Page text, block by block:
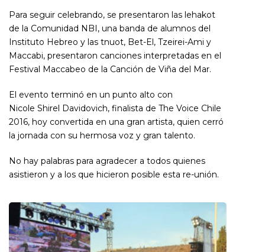
Para seguir celebrando, se presentaron las lehakot
de la Comunidad NBI, una banda de alumnos del
Instituto Hebreo y las tnuot, Bet-El, Tzeirei-Ami y
Maccabi, presentaron canciones interpretadas en el
Festival Maccabeo de la Canción de Viña del Mar.
El evento terminó en un punto alto con
Nicole Shirel Davidovich, finalista de The Voice Chile
2016, hoy convertida en una gran artista, quien cerró
la jornada con su hermosa voz y gran talento.
No hay palabras para agradecer a todos quienes
asistieron y a los que hicieron posible esta re-unión.